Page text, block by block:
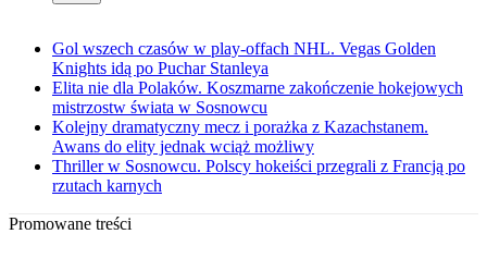
Gol wszech czasów w play-offach NHL. Vegas Golden
Knights idą po Puchar Stanleya
Elita nie dla Polaków. Koszmarne zakończenie hokejowych
mistrzostw świata w Sosnowcu
Kolejny dramatyczny mecz i porażka z Kazachstanem.
Awans do elity jednak wciąż możliwy
Thriller w Sosnowcu. Polscy hokeiści przegrali z Francją po
rzutach karnych
Promowane treści